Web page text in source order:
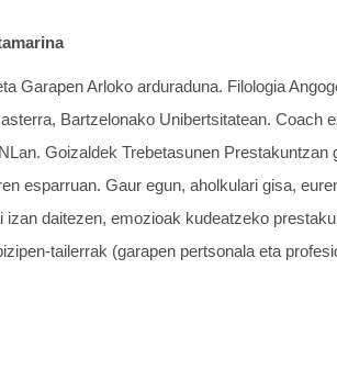
Garapen Arloko arduraduna. Filologia
Bartzelonako Unibertsitatean. Coach
Goizaldek Trebetasunen
esparruan. Gaur egun, aholkulari gisa,
izan daitezen, emozioak kudeatzeko
tailerrak (garapen pertsonala eta